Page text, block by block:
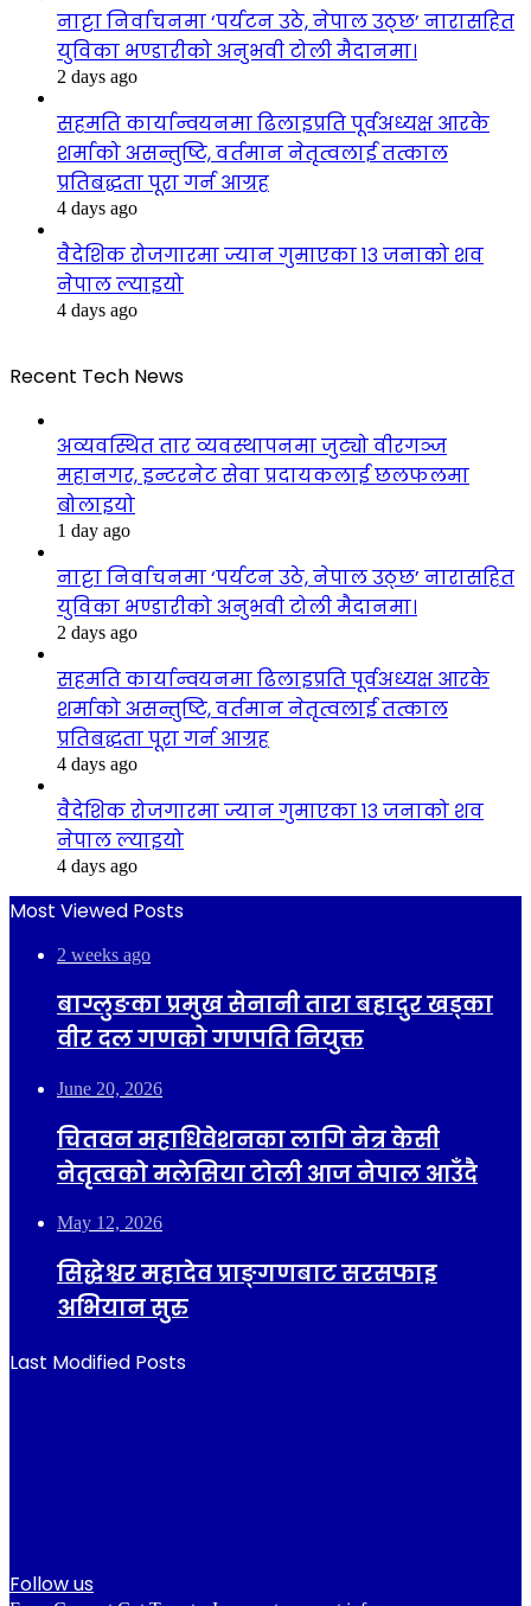
नाट्टा निर्वाचनमा ‘पर्यटन उठे, नेपाल उठ्छ’ नारासहित
युविका भण्डारीको अनुभवी टोली मैदानमा।
2 days ago
सहमति कार्यान्वयनमा ढिलाइप्रति पूर्वअध्यक्ष आरके
शर्माको असन्तुष्टि, वर्तमान नेतृत्वलाई तत्काल
प्रतिबद्धता पूरा गर्न आग्रह
4 days ago
वैदेशिक रोजगारमा ज्यान गुमाएका १३ जनाको शव
नेपाल ल्याइयो
4 days ago
Recent Tech News
अव्यवस्थित तार व्यवस्थापनमा जुट्यो वीरगञ्ज
महानगर, इन्टरनेट सेवा प्रदायकलाई छलफलमा
बोलाइयो
1 day ago
नाट्टा निर्वाचनमा ‘पर्यटन उठे, नेपाल उठ्छ’ नारासहित
युविका भण्डारीको अनुभवी टोली मैदानमा।
2 days ago
सहमति कार्यान्वयनमा ढिलाइप्रति पूर्वअध्यक्ष आरके
शर्माको असन्तुष्टि, वर्तमान नेतृत्वलाई तत्काल
प्रतिबद्धता पूरा गर्न आग्रह
4 days ago
वैदेशिक रोजगारमा ज्यान गुमाएका १३ जनाको शव
नेपाल ल्याइयो
4 days ago
Most Viewed Posts
2 weeks ago
बाग्लुङका प्रमुख सेनानी तारा बहादुर खड्का
वीर दल गणको गणपति नियुक्त
June 20, 2026
चितवन महाधिवेशनका लागि नेत्र केसी
नेतृत्वको मलेसिया टोली आज नेपाल आउँदै
May 12, 2026
सिद्धेश्वर महादेव प्राङ्गणबाट सरसफाइ
अभियान सुरु
Last Modified Posts
Follow us